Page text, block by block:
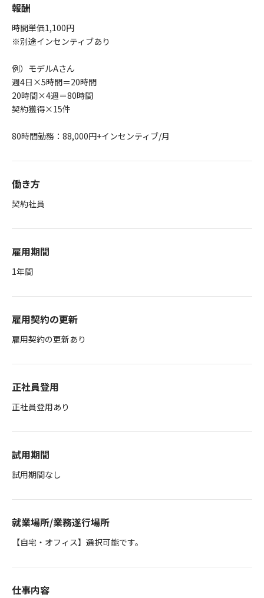
報酬
時間単価1,100円
※別途インセンティブあり
例）モデルAさん
週4日×5時間＝20時間
20時間×4週＝80時間
契約獲得×15件
80時間勤務：88,000円+インセンティブ/月
働き方
契約社員
雇用期間
1年間
雇用契約の更新
雇用契約の更新あり
正社員登用
正社員登用あり
試用期間
試用期間なし
就業場所/業務遂行場所
【自宅・オフィス】選択可能です。
仕事内容